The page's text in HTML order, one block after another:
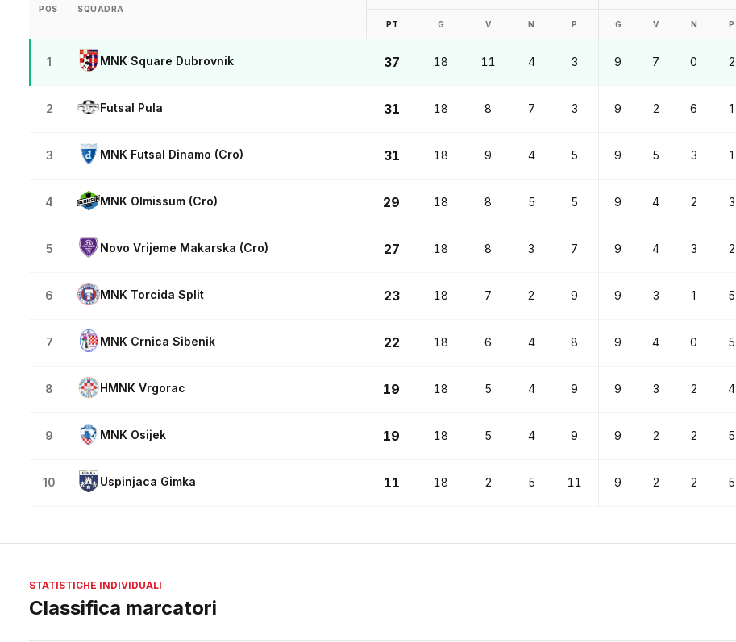
POS SQUADRA
PT G V N P G V N P
1 MNK Square Dubrovnik 37 18 11 4 3 9 7 0 2
2 Futsal Pula 31 18 8 7 3 9 2 6 1
3 MNK Futsal Dinamo (Cro) 31 18 9 4 5 9 5 3 1
4 MNK Olmissum (Cro) 29 18 8 5 5 9 4 2 3
5 Novo Vrijeme Makarska (Cro) 27 18 8 3 7 9 4 3 2
6 MNK Torcida Split 23 18 7 2 9 9 3 1 5
7 MNK Crnica Sibenik 22 18 6 4 8 9 4 0 5
8 HMNK Vrgorac 19 18 5 4 9 9 3 2 4
9 MNK Osijek 19 18 5 4 9 9 2 2 5
10 Uspinjaca Gimka 11 18 2 5 11 9 2 2 5
STATISTICHE INDIVIDUALI
Classifica marcatori